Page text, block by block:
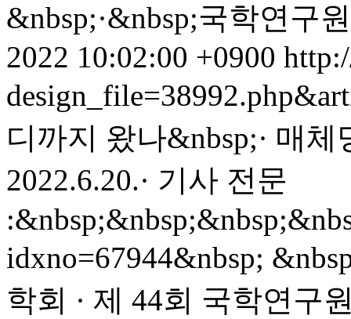
&nbsp;·&nbsp;국학연구
2022 10:02:00 +0900
디까지 왔나&nbsp;· 매
2022.6.20.· 기사 전문
idxno=67944&nbsp;
학회 · 제 44회 국학연구